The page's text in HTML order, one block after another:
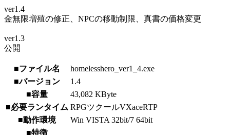
ver1.4
金無限増殖の修正、NPCの移動制限、真書の価格変更
ver1.3
公開
■ファイル名
homelesshero_ver1_4.exe
■バージョン
1.4
■容量
43,082 KByte
■必要ランタイム RPGツクールVXaceRTP
■動作環境
Win VISTA 32bit/7 64bit
■特徴